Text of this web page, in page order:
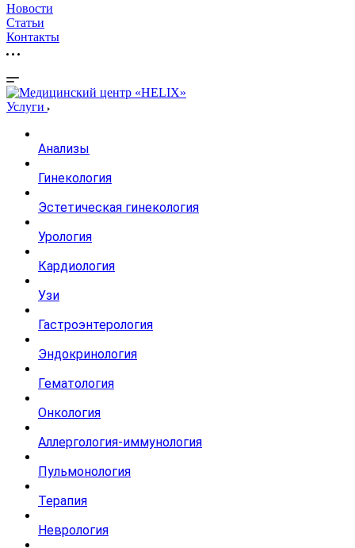
Новости
Статьи
Контакты
Услуги
Анализы
Гинекология
Эстетическая гинекология
Урология
Кардиология
Узи
Гастроэнтерология
Эндокринология
Гематология
Онкология
Аллергология-иммунология
Пульмонология
Терапия
Неврология